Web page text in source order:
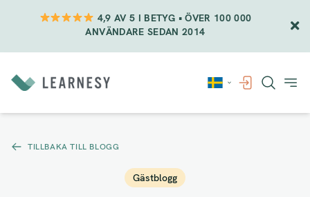
4,9 AV 5 I BETYG • ÖVER 100 000
ANVÄNDARE SEDAN 2014
till
innehåll
TILLBAKA TILL BLOGG
Gästblogg